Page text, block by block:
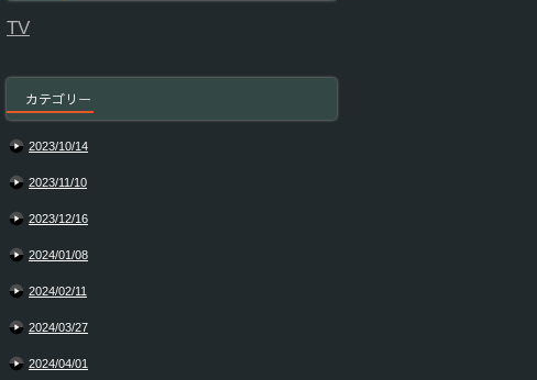
TV
カテゴリー
2023/10/14
2023/11/10
2023/12/16
2024/01/08
2024/02/11
2024/03/27
2024/04/01